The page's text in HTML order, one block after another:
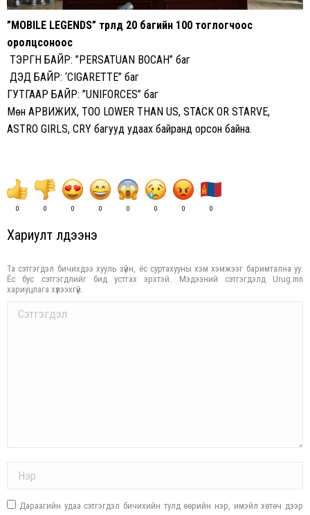
”MOBILE LEGENDS” төрөлд 20 багийн 100 тоглогчоос
оролцсоноос
ТЭРГҮҮН БАЙР: ”PERSATUAN BOCAH” баг
ДЭД БАЙР: ‘CIGARETTE” баг
ГУТГААР БАЙР: ”UNIFORCES” баг
Мөн АРВИЖИХ, TOO LOWER THAN US, STACK OR STARVE,
ASTRO GIRLS, CRY багууд удаах байранд орсон байна.
0 0 0 0 0 0 0 0
Хариулт үлдээнэ үү
Та сэтгэгдэл бичихдээ хууль зүйн, ёс суртахууны хэм хэмжээг баримтална уу.
Ёс бус сэтгэгдлийг бид устгах эрхтэй. Мэдээний сэтгэгдэлд Urug.mn
хариуцлага хүлээхгүй.
Comment
Дараагийн удаа сэтгэгдэл бичихийн тулд өөрийн нэр, имэйл хөтөч дээр